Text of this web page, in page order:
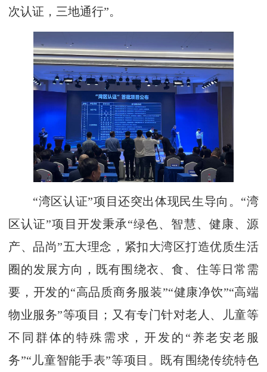
次认证，三地通行”。
“湾区认证”项目还突出体现民生导向。“湾
区认证”项目开发秉承“绿色、智慧、健康、源
产、品尚”五大理念，紧扣大湾区打造优质生活
圈的发展方向，既有围绕衣、食、住等日常需
要，开发的“高品质商务服装”“健康净饮”“高端
物业服务”等项目；又有专门针对老人、儿童等
不同群体的特殊需求，开发的“养老安老服
务”“儿童智能手表”等项目。既有围绕传统特色